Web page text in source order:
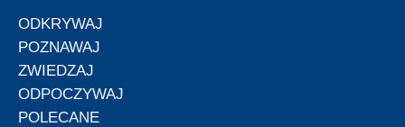
ODKRYWAJ
POZNAWAJ
ZWIEDZAJ
ODPOCZYWAJ
POLECANE